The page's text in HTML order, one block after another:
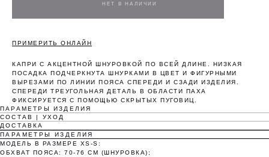
ПРИМЕРИТЬ ОНЛАЙН
КАПРИ С АКЦЕНТНОЙ ШНУРОВКОЙ ПО ВСЕЙ ДЛИНЕ. НИЗКАЯ
ПОСАДКА ПОДЧЕРКНУТА ШНУРКАМИ В ЦВЕТ И ФИГУРНЫМИ
ВЫРЕЗАМИ ПО ЛИНИИ ПОЯСА СПЕРЕДИ И СЗАДИ ИЗДЕЛИЯ.
СПЕРЕДИ ТРЕУГОЛЬНАЯ ДЕТАЛЬ В ОБЛАСТИ ПАХА
ФИКСИРУЕТСЯ С ПОМОЩЬЮ СКРЫТЫХ ПУГОВИЦ.
ПАРАМЕТРЫ ИЗДЕЛИЯ
СОСТАВ | УХОД
ДОСТАВКА
ПАРАМЕТРЫ ИЗДЕЛИЯ
МОДЕЛЬ В РАЗМЕРЕ XS-S:
ОБХВАТ ПОЯСА: 70-76 СМ (ШНУРОВКА);
Оплата частями